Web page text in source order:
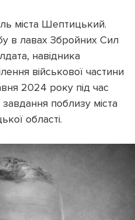
міста Шептицький.
в лавах Збройних Сил
навідника
військової частини
2024 року під час
поблизу міста
області.